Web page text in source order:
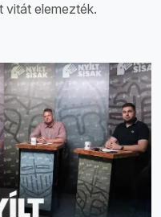
vitát elemezték.